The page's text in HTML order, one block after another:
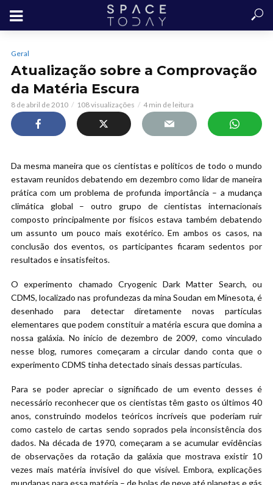
Geral
Atualização sobre a Comprovação
da Matéria Escura
8 de abril de 2010 108 visualizações 4 min de leitura
Da mesma maneira que os cientistas e políticos de todo o mundo
estavam reunidos debatendo em dezembro como lidar de maneira
prática com um problema de profunda importância – a mudança
climática global – outro grupo de cientistas internacionais
composto principalmente por físicos estava também debatendo
um assunto um pouco mais exotérico. Em ambos os casos, na
conclusão dos eventos, os participantes ficaram sedentos por
resultados e insatisfeitos.
O experimento chamado Cryogenic Dark Matter Search, ou
CDMS, localizado nas profundezas da mina Soudan em Minesota, é
desenhado para detectar diretamente novas partículas
elementares que podem constituir a matéria escura que domina a
nossa galáxia. No início de dezembro de 2009, como vinculado
nesse blog, rumores começaram a circular dando conta que o
experimento CDMS tinha detectado sinais dessas partículas.
Para se poder apreciar o significado de um evento desses é
necessário reconhecer que os cientistas têm gasto os últimos 40
anos, construindo modelos teóricos incríveis que poderiam ruir
como castelo de cartas sendo soprados pela inconsistência dos
dados. Na década de 1970, começaram a se acumular evidências
de observações da rotação da galáxia que mostrava existir 10
vezes mais matéria invisível do que visível. Embora, explicações
mundanas para essa matéria – de bolas de neve até planetas e gás